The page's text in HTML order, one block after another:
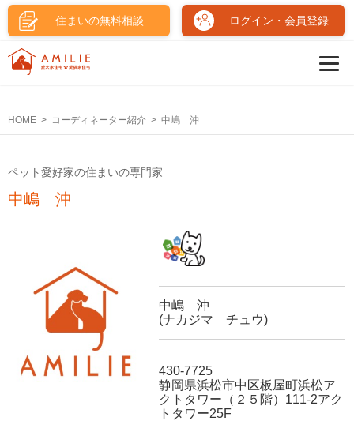
住まいの無料相談 ログイン・会員登録
HOME コーディネーター紹介 中嶋 沖
ペット愛好家の住まいの専門家
中嶋 沖
中嶋 沖
(ナカジマ チュウ)
430-7725
静岡県浜松市中区板屋町浜松ア
クトタワー（２５階）111-2アク
トタワー25F